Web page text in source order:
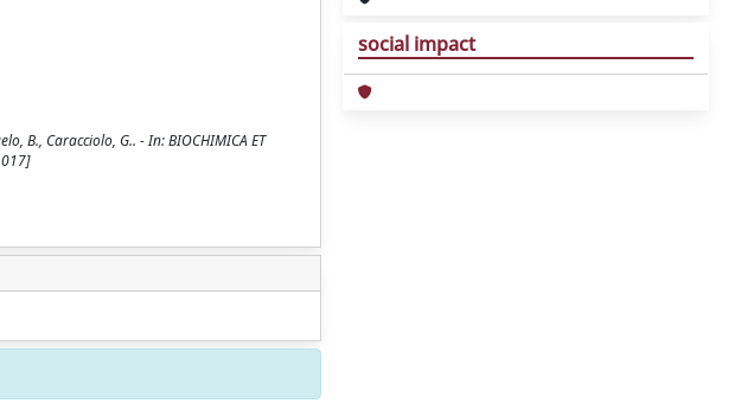
B., Caracciolo, G.. - In: BIOCHIMICA ET
social impact